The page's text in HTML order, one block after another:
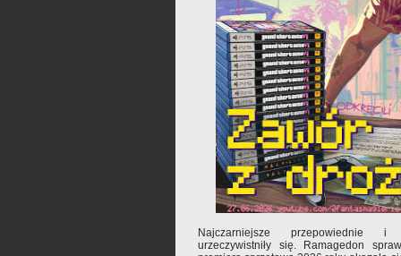
Najczarniejsze przepowiednie i
urzeczywistniły się. Ramagedon